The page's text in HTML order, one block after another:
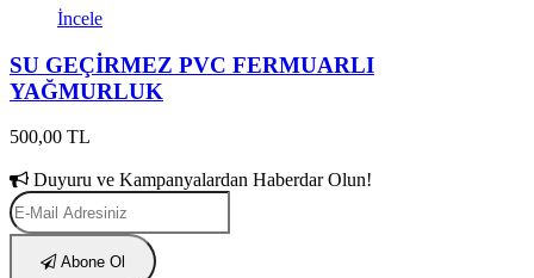
İncele
SU GEÇİRMEZ PVC FERMUARLI
YAĞMURLUK
500,00 TL
Duyuru ve Kampanyalardan Haberdar Olun!
Abone Ol